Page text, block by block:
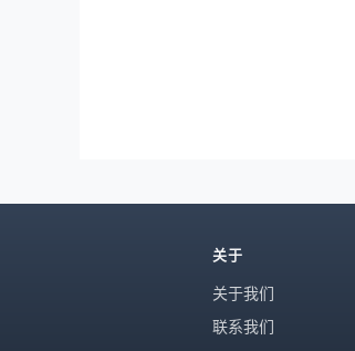
关于
关于我们
联系我们